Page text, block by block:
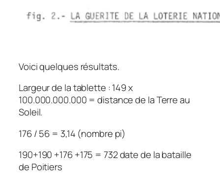
Voici quelques résultats.
Largeur de la tablette : 149 x
100.000.000.000 = distance de la Terre au
Soleil.
176 / 56 = 3,14 (nombre pi)
190+190 +176 +175 = 732 date de la bataille
de Poitiers